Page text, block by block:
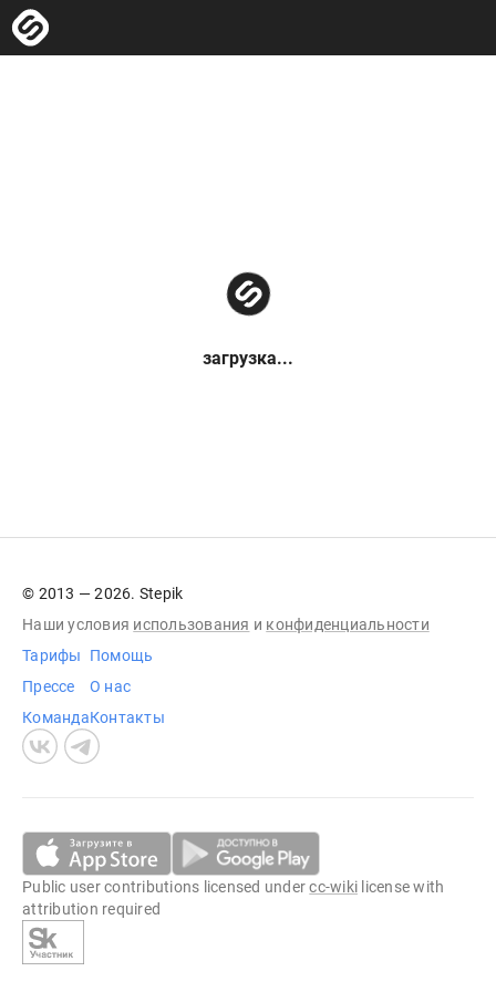
загрузка...
© 2013 — 2026. Stepik
Наши условия использования и конфиденциальности
Тарифы
Прессе
Команда
Помощь
О нас
Контакты
Public user contributions licensed undercc-wiki license with
attribution required